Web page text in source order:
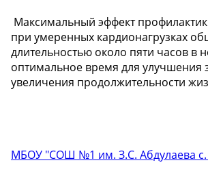
Максимальный эффект
при умеренных кардионагрузках
длительностью около пяти часов в
оптимальное время для улучшения
увеличения продолжительности
МБОУ "СОШ №1 им. З.С. Абдулаева